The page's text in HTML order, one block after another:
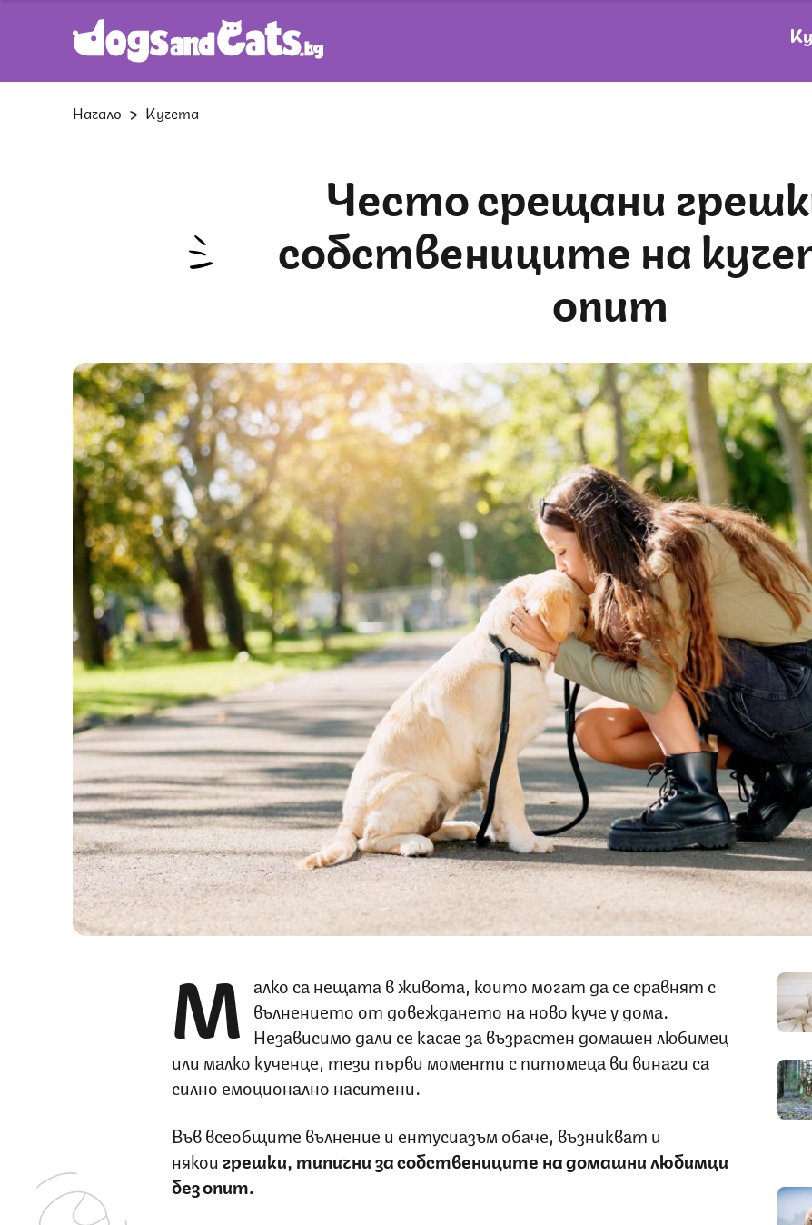
Начало Кучета
Често срещани грешки на
собствениците на
опит
М алко са нещата в живота, които могат да се сравнят с
вълнението от довеждането на ново куче у дома.
Независимо дали се касае за възрастен домашен любимец
или малко кученце, тези първи моменти с питомеца ви винаги са
силно емоционално наситени.
Във всеобщите вълнение и ентусиазъм обаче, възникват и
някои грешки, типични за собствениците на домашни любимци
без опит.